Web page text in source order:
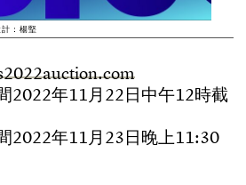
出版
：楊堅
2022auction.com
2022年11月 22日中午12時截
2022年11月 23日晚上11:30